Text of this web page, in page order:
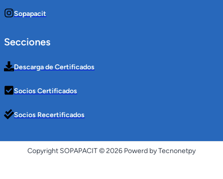
Sopapacit
Secciones
Descarga de Certificados
Socios Certificados
Socios Recertificados
Copyright SOPAPACIT © 2026 Powerd by Tecnonetpy